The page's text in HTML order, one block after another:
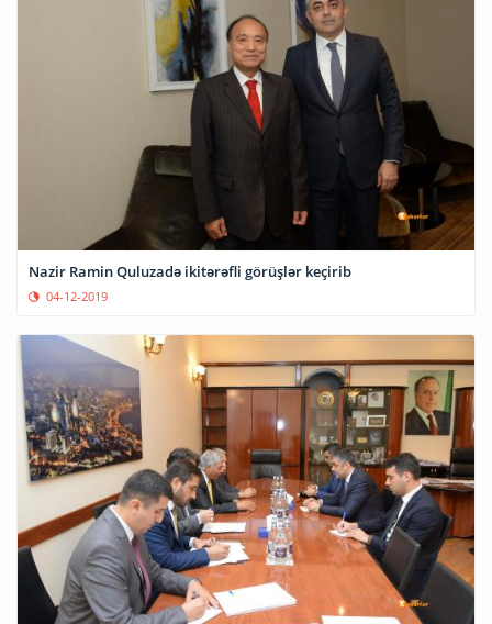
Nazir Ramin Quluzadə ikitərəfli görüşlər keçirib
04-12-2019